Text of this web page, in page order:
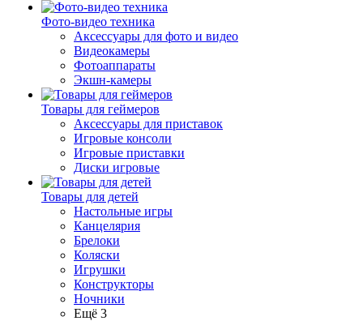
Фото-видео техника
Аксессуары для фото и видео
Видеокамеры
Фотоаппараты
Экшн-камеры
Товары для геймеров
Аксессуары для приставок
Игровые консоли
Игровые приставки
Диски игровые
Товары для детей
Настольные игры
Канцелярия
Брелоки
Коляски
Игрушки
Конструкторы
Ночники
Ещё 3